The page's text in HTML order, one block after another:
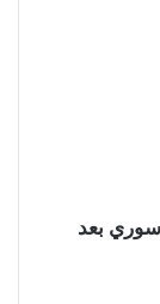
سوري بعد